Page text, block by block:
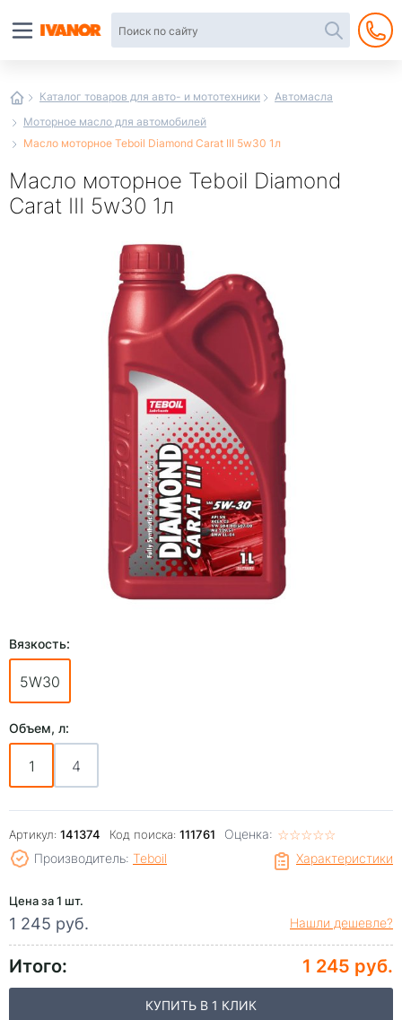
Каталог товаров для авто- и мототехники
Автомасла
Моторное масло для автомобилей
Масло моторное Teboil Diamond Carat III 5w30 1л
Масло моторное Teboil Diamond
Carat III 5w30 1л
Вязкость:
5W30
Объем, л:
1 4
Артикул: 141374 Код поиска: 111761 Оценка: ☆☆☆☆☆
★★★★★
Характеристики
Производитель: Teboil
Цена за 1 шт.
1 245 руб. Нашли дешевле?
Итого: 1 245 руб.
КУПИТЬ В 1 КЛИК
интернет-